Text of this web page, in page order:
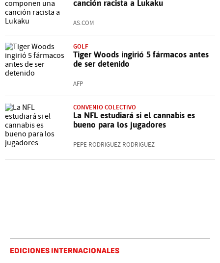
canción racista a Lukaku
AS.COM
GOLF
Tiger Woods ingirió 5 fármacos antes
de ser detenido
AFP
CONVENIO COLECTIVO
La NFL estudiará si el cannabis es
bueno para los jugadores
PEPE RODRIGUEZ RODRIGUEZ
EDICIONES INTERNACIONALES